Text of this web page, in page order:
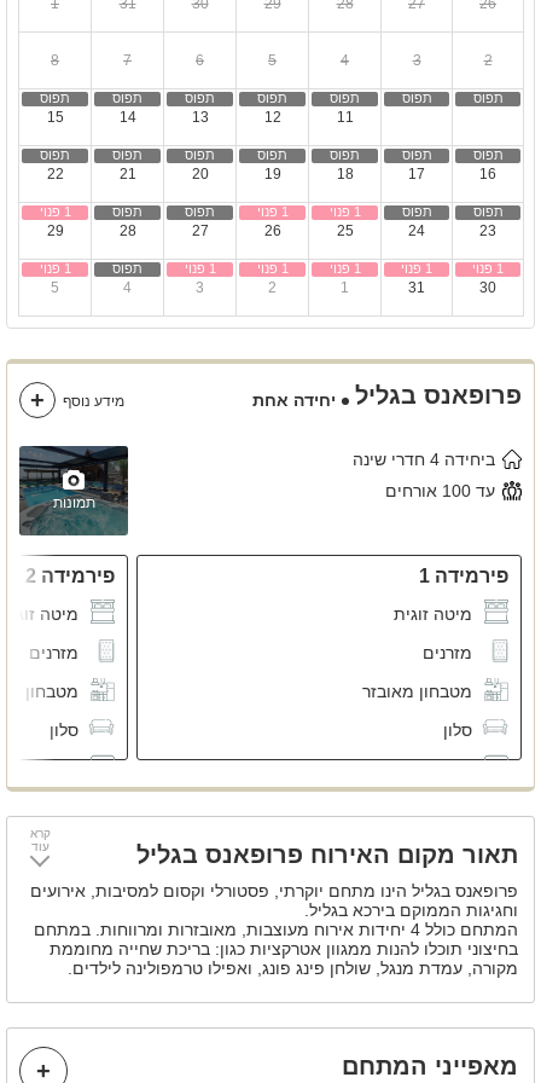
26
27
28
29
30
31
1
2
3
4
5
6
7
8
11
12
13
14
15
16
17
18
19
20
21
22
23
24
25
26
27
28
29
30
31
1
2
3
4
5
פרופאנס בגליל יחידה אחת
תמונות
ביחידה 4 חדרי שינה
עד 100 אורחים
פירמידה 1
מיטה זוגית
מזרנים
מטבחון מאובזר
סלון
פינת ישיבה
פירמידה 2
מיטה
מזרנים
מטבחון
סלון
פינת
מידע נוסף
תאור מקום האירוח פרופאנס בגליל
פרופאנס בגליל הינו מתחם יוקרתי, פסטורלי וקסום למסיבות, אירועים
וחגיגות הממוקם בירכא בגליל.
המתחם כולל 4 יחידות אירוח מעוצבות, מאובזרות ומרווחות. במתחם
בחיצוני תוכלו להנות ממגוון אטרקציות כגון: בריכת שחייה מחוממת
מקורה, עמדת מנגל, שולחן פינג פונג, ואפילו טרמפולינה לילדים.
לינה במתחם עד 20 אורחים.
קרא
עוד
מאפייני המתחם